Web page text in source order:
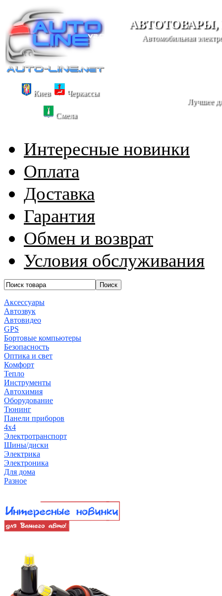
Автомобильная
Киев Черкассы
Смела
Лучшее
Интересные новинки
Оплата
Доставка
Гарантия
Обмен и возврат
Условия обслуживания
Аксессуары
Автозвук
Автовидео
GPS
Бортовые компьютеры
Безопасность
Оптика и свет
Комфорт
Тепло
Инструменты
Автохимия
Оборудование
Тюнинг
Панели приборов
4x4
Электротранспорт
Шины/диски
Электрика
Электроника
Для дома
Разное